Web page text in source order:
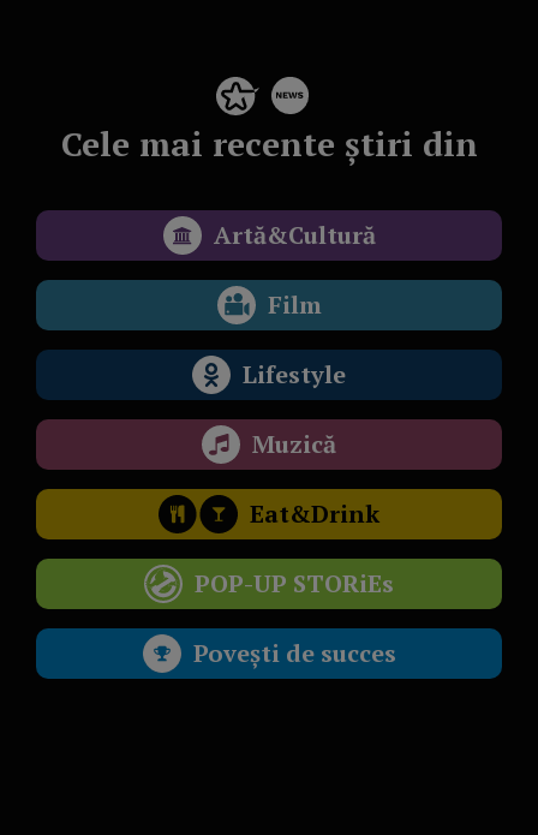
Cele mai recente știri din
Artă&Cultură
Film
Lifestyle
Muzică
Eat&Drink
POP-UP STORiEs
Povești de succes